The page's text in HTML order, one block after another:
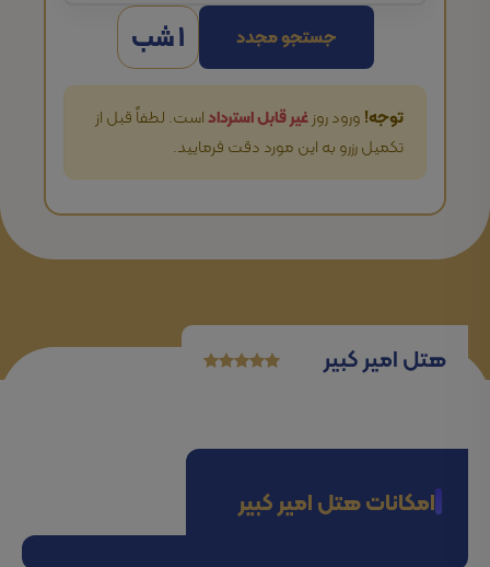
جستجو مجدد 1 شب
توجه!ورود روزغیر قابل استرداداست. لطفاً قبل از
تکمیل رزرو به این مورد دقت فرمایید.
هتل امیر کبیر
امکانات هتل امیر کبیر